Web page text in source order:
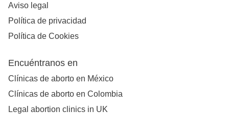
Aviso legal
Política de privacidad
Política de Cookies
Encuéntranos en
Clínicas de aborto en México
Clínicas de aborto en Colombia
Legal abortion clinics in UK